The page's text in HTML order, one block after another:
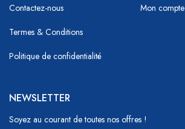
Contactez-nous
Termes & Conditions
Politique de confidentialité
Mon compte
NEWSLETTER
Soyez au courant de toutes nos offres !